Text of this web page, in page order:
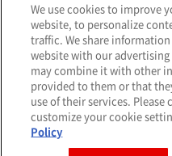
アクセシビリティへの対応方針
Cookie Settings
明治ホールディングス株式会社
Meiji Seika ファルマ株式会社
We use cookies to improve
website, to personalize
traffic. We share
website with our
may combine it with other
provided to them or that
use of their services.
customize your cookie
Policy